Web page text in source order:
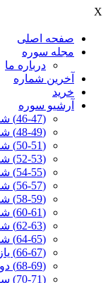
X
صفحه اصلی
مجله سوره
درباره ما
آخرين شماره
خرید
آرشیو سوره
(46-47) شماره اول
(48-49) شماره دوم
(50-51) شماره سوم
(52-53) شماره چهارم
(54-55) شماره پنجم
(56-57) شماره ششم
(58-59) شماره هفتم
(60-61) شماره هشتم
(62-63) شماره نهم
(64-65) شماره دهم
(66-67) یازدهم
(68-69) دوازدهم
(70-71) سیزدهم